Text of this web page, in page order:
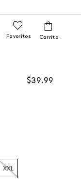
Favoritos
$39,99
XXL